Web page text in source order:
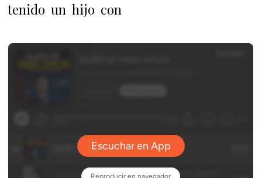
tenido un hijo con